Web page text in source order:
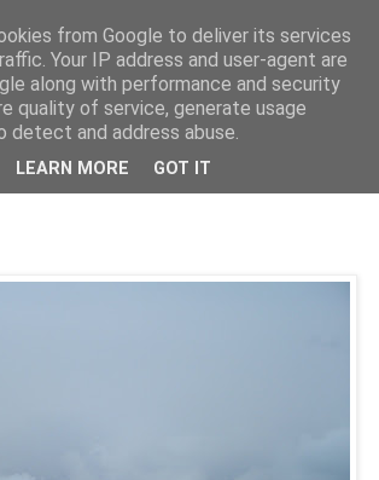
*Jurnal online de informație și opinie; Joi
from Google to deliver its services
Your IP address and user-agent are
along with performance and security
quality of service, generate usage
detect and address abuse.
LEARN MORE GOT IT